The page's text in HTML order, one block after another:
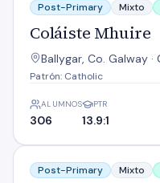
Post-Primary Mixto
Coláiste Mhuire
Ballygar, Co. Galway ·
Patrón: Catholic
ALUMNOS
306
PTR
13.9:1
Mercy College
Post-Primary Mixto